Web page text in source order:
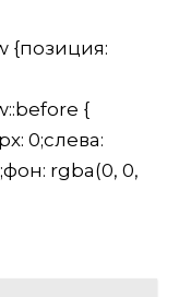
{позиция:
{
0;слева:
rgba(0, 0,